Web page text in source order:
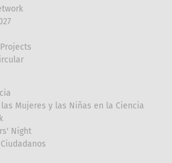
Mujeres y las Niñas en la Ciencia
Night